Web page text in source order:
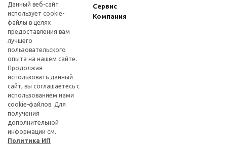
Данный веб-сайт
использует cookie-
файлы в целях
предоставления вам
лучшего
пользовательского
опыта на нашем сайте.
Продолжая
использовать данный
сайт, вы соглашаетесь с
использованием нами
cookie-файлов. Для
получения
дополнительной
информации см.
Политика ИП
Сервис
Компания